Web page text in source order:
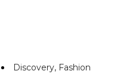
Discovery, Fashion